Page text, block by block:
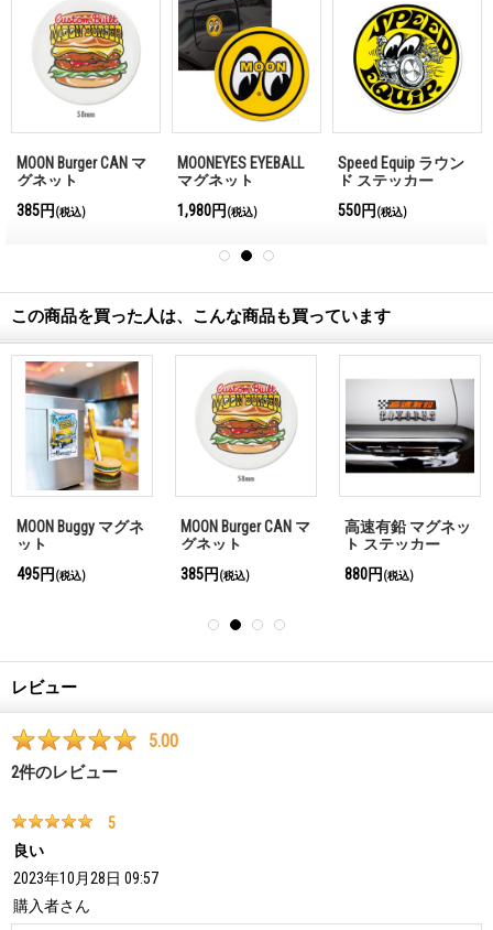
MOON Burger CAN マ
グネット
385円 (税込)
MOONEYES EYEBALL
マグネット
1,980円 (税込)
Speed Equip ラウン
ド ステッカー
550円 (税込)
この商品を買った人は、こんな商品も買っています
MOON Buggy マグネ
ット
495円 (税込)
MOON Burger CAN マ
グネット
385円 (税込)
高速有鉛 マグネッ
ト ステッカー
880円 (税込)
レビュー
5.00
2件のレビュー
5
良い
2023年10月28日 09:57
購入者さん